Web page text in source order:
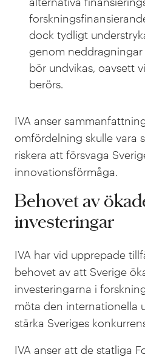
dock tydligt
genom neddragningar
bör undvikas, oavsett
berörs.
IVA anser
omfördelning skulle vara
riskera att försvaga
innovationsförmåga.
Behovet av
investeringar
IVA har vid upprepade
behovet av att Sverige
investeringarna i
möta den internationella
stärka Sveriges
IVA anser att de statliga